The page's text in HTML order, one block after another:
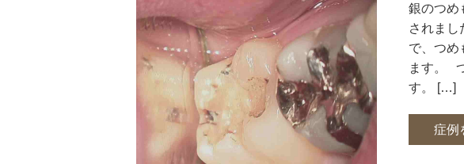
銀のつめ
されま
で、つめ
ます。
す。 […]
症例